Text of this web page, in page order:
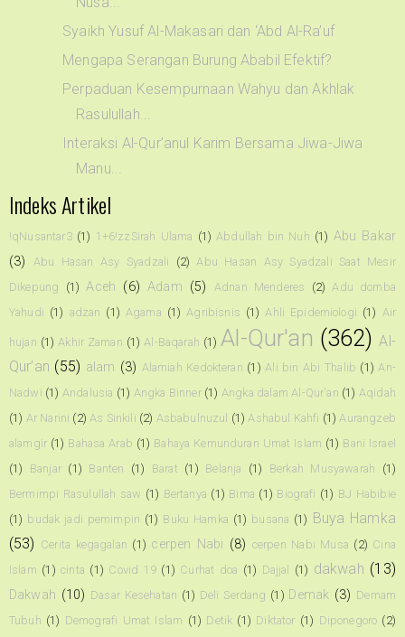
Syaikh Yusuf Al-Makasari dan ‘Abd Al-Ra’uf
Mengapa Serangan Burung Ababil Efektif?
Perpaduan Kesempurnaan Wahyu dan Akhlak
Rasulullah...
Interaksi Al-Qur’anul Karim Bersama Jiwa-Jiwa
Manu...
Indeks Artikel
!qNusantar3 (1) 1+6!zzSirah Ulama (1) Abdullah bin Nuh (1) Abu Bakar
(3)
Abu Hasan Asy Syadzali (2) Abu Hasan Asy Syadzali Saat Mesir
Dikepung
(1) Aceh (6) Adam (5) Adnan Menderes (2) Adu domba
Yahudi (1) adzan (1) Agama (1) Agribisnis (1) Ahli Epidemiologi (1) Air
hujan (1) Akhir Zaman (1) Al-Baqarah (1) Al-Qur'an (362) Al-
Qur’an (55) alam (3) Alamiah Kedokteran (1) Ali bin Abi Thalib (1) An-
Nadwi (1) Andalusia (1) Angka Binner (1) Angka dalam Al-Qur'an (1) Aqidah
(1) Ar Narini (2) As Sinkili (2) Asbabulnuzul (1) Ashabul Kahfi (1) Aurangzeb
alamgir (1) Bahasa Arab (1) Bahaya Kemunduran Umat Islam (1) Bani Israel
(1)
Banjar (1) Banten (1) Barat (1) Belanja (1) Berkah Musyawarah
(1)
Bermimpi Rasulullah saw (1) Bertanya (1) Bima (1) Biografi (1) BJ Habibie
(1) budak jadi pemimpin (1) Buku Hamka (1) busana (1) Buya Hamka
(53) Cerita kegagalan (1) cerpen Nabi (8) cerpen Nabi Musa (2) Cina
Islam (1) cinta (1) Covid 19 (1) Curhat doa (1) Dajjal (1) dakwah (13)
Dakwah (10) Dasar Kesehatan (1) Deli Serdang (1) Demak (3) Demam
Tubuh (1) Demografi Umat Islam (1) Detik (1) Diktator (1) Diponegoro (2)